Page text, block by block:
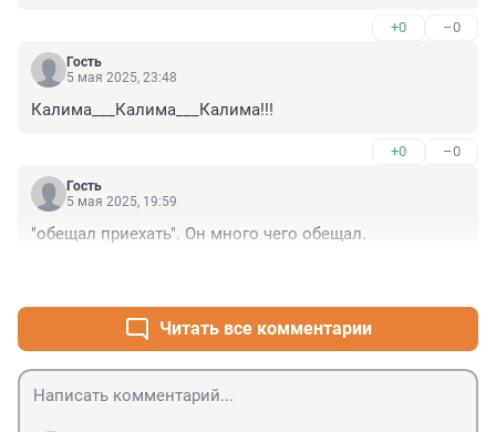
+0 –0
Гость
5 мая 2025, 23:48
Калима___Калима___Калима!!!
+0 –0
Гость
5 мая 2025, 19:59
"обещал приехать". Он много чего обещал.
Читать все комментарии